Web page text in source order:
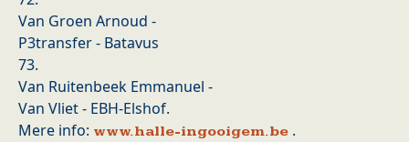
Van Groen Arnoud -
P3transfer - Batavus
73.
Van Ruitenbeek Emmanuel -
Van Vliet - EBH-Elshof.
Mere info: www.halle-ingooigem.be .